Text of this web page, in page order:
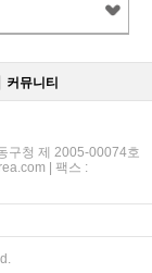
커뮤니티
구청 제 2005-00074호
| 팩스 :